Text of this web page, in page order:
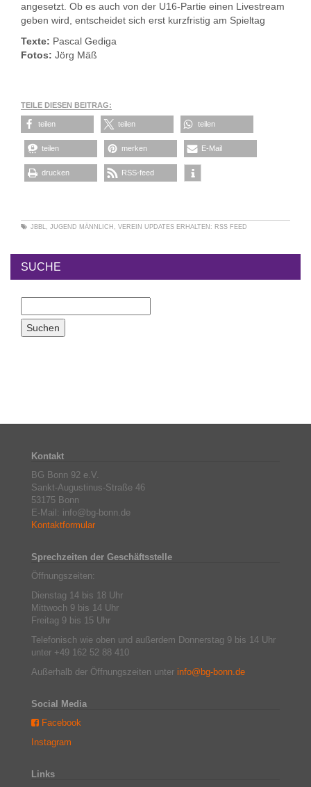
angesetzt. Ob es auch von der U16-Partie einen Livestream
geben wird, entscheidet sich erst kurzfristig am Spieltag
Texte: Pascal Gediga
Fotos: Jörg Mäß
TEILE DIESEN BEITRAG:
teilen teilen teilen
teilen merken E-Mail
drucken RSS-feed
JBBL, JUGEND MÄNNLICH , VEREIN UPDATES ERHALTEN: RSS FEED
SUCHE
Kontakt
BG Bonn 92 e.V.
Sankt-Augustinus-Straße 46
53175 Bonn
E-Mail: info@bg-bonn.de
Kontaktformular
Sprechzeiten der Geschäftsstelle
Öffnungszeiten:
Dienstag 14 bis 18 Uhr
Mittwoch 9 bis 14 Uhr
Freitag 9 bis 15 Uhr
Telefonisch wie oben und außerdem Donnerstag 9 bis 14 Uhr
unter +49 162 52 88 410
Außerhalb der Öffnungszeiten unter info@bg-bonn.de
Social Media
Facebook
Instagram
Links